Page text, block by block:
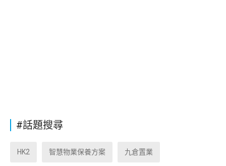
#話題搜尋
HK2 智慧物業保養方案 九倉置業